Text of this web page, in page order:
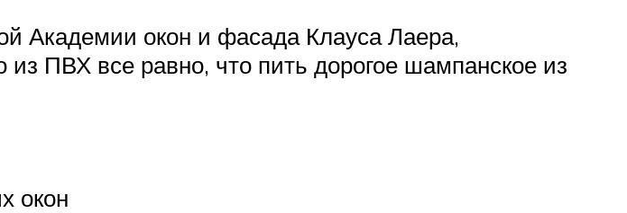
Академии окон и фасада Клауса Лаера,
ПВХ все равно, что пить дорогое шампанское из
окон